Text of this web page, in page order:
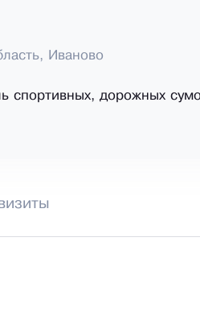
Иваново
спортивных, дорожных